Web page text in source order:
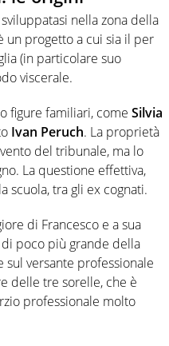
nella zona della
un progetto a cui sia il per
(in particolare suo
viscerale.
figure familiari, come Silvia
Ivan Peruch. La proprietà
del tribunale, ma lo
La questione effettiva,
scuola, tra gli ex cognati.
di Francesco e a sua
di poco più grande della
sul versante professionale
delle tre sorelle, che è
professionale molto